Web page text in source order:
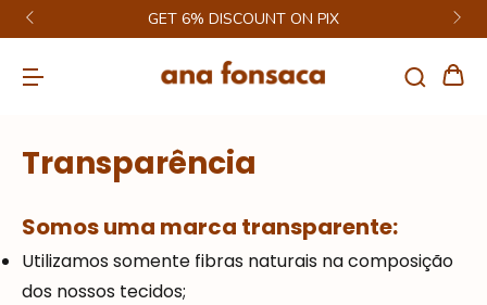
GET 6% DISCOUNT ON PIX
Transparência
Somos uma marca transparente:
Utilizamos somente fibras naturais na composição
dos nossos tecidos;